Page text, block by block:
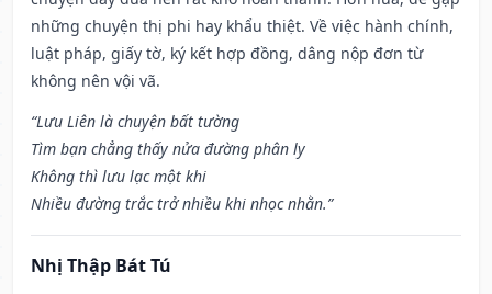
những chuyện thị phi hay khẩu thiệt. Về việc hành chính,
luật pháp, giấy tờ, ký kết hợp đồng, dâng nộp đơn từ
không nên vội vã.
“Lưu Liên là chuyện bất tường
Tìm bạn chẳng thấy nửa đường phân ly
Không thì lưu lạc một khi
Nhiều đường trắc trở nhiều khi nhọc nhằn.”
Nhị Thập Bát Tú